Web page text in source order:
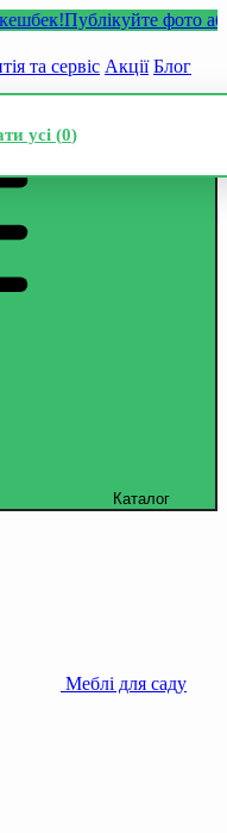
Публікуйте фото або
та сервіс Акції Блог
Каталог
Меблі для саду
усі (0)